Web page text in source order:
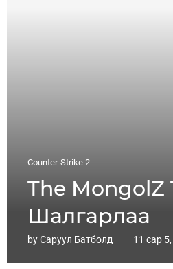
Counter-Strike 2
The
Шалгарлаа
byСаруул Батболд 11 сар